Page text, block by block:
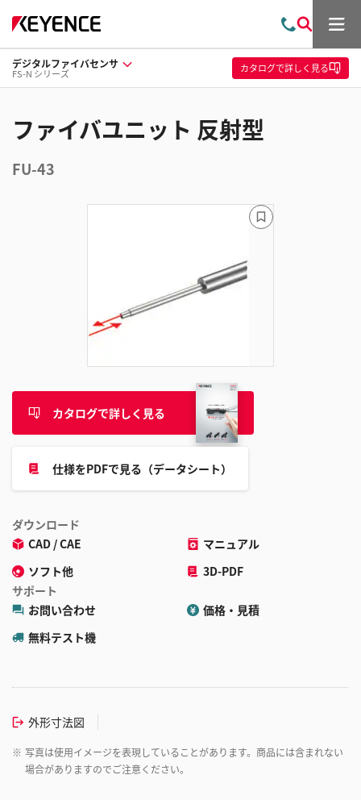
問
い
合
わ
索
メ
ュ
ー
デジタルファイバセンサ
FS-N シリーズ カタログで詳しく見る
ファイバユニット 反射型
FU-43
カタログで詳しく見る
仕様をPDFで見る（データシート）
ダウンロード
CAD / CAE
マニュアル
ソフト他
3D-PDF
サポート
お問い合わせ
価格・見積
無料テスト機
外形寸法図
※ 写真は使用イメージを表現していることがあります。商品には含まれない
場合がありますのでご注意ください。
ブ
ッ